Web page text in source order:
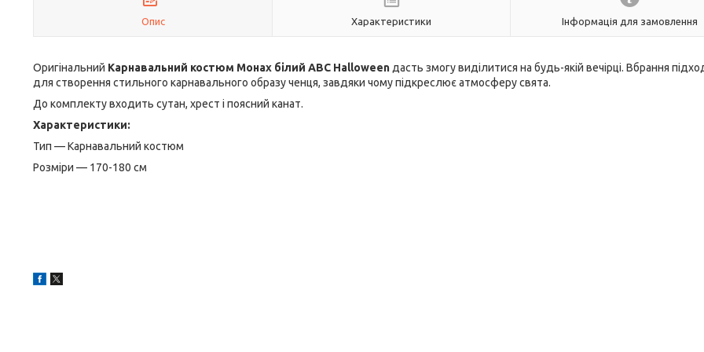
Опис Характеристики Інформація для замовлення
Оригінальний Карнавальний костюм Монах білий ABC Halloween дасть змогу виділитися на будь-якій вечірці. Вбрання
для створення стильного карнавального образу ченця, завдяки чому підкреслює атмосферу свята.
До комплекту входить сутан, хрест і поясний канат.
Характеристики:
Тип — Карнавальний костюм
Розміри — 170-180 см